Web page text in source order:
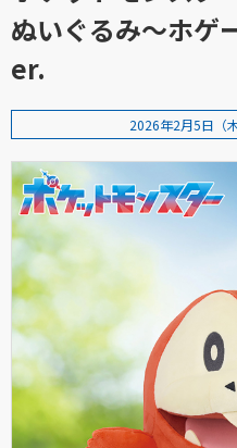
ぬいぐるみ～ホゲ
er.
2026年2月5日（